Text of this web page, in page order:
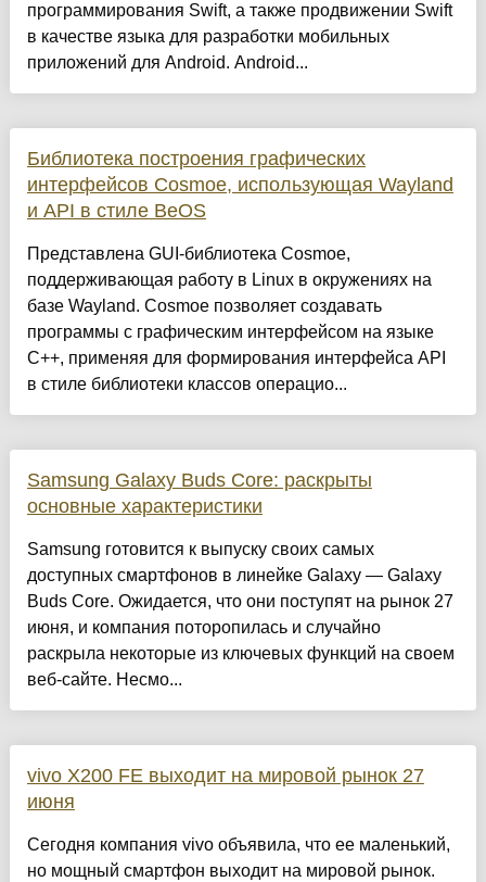
программирования Swift, а также продвижении Swift
в качестве языка для разработки мобильных
приложений для Android. Android...
Библиотека построения графических
интерфейсов Cosmoe, использующая Wayland
и API в стиле BeOS
Представлена GUI-библиотека Cosmoe,
поддерживающая работу в Linux в окружениях на
базе Wayland. Cosmoe позволяет создавать
программы с графическим интерфейсом на языке
C++, применяя для формирования интерфейса API
в стиле библиотеки классов операцио...
Samsung Galaxy Buds Core: раскрыты
основные характеристики
Samsung готовится к выпуску своих самых
доступных смартфонов в линейке Galaxy — Galaxy
Buds Core. Ожидается, что они поступят на рынок 27
июня, и компания поторопилась и случайно
раскрыла некоторые из ключевых функций на своем
веб-сайте. Несмо...
vivo X200 FE выходит на мировой рынок 27
июня
Сегодня компания vivo объявила, что ее маленький,
но мощный смартфон выходит на мировой рынок.